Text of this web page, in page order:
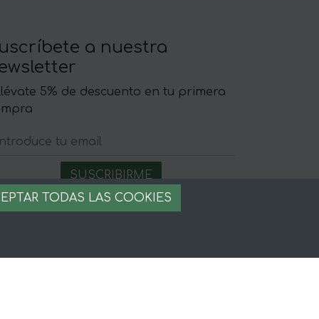
a nuestra
5% de descuento en tu primera
TODAS LAS COOKIES